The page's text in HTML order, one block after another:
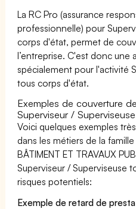
La RC Pro (assurance
professionnelle) pour
corps d'état, permet de
l’entreprise. C'est donc une
spécialement pour l'activité
tous corps d'état.
Exemples de couverture
Superviseur /
Voici quelques exemples
dans les métiers de la
BÂTIMENT ET TRAVAUX
Superviseur / Superviseuse
risques potentiels:
Exemple de retard de